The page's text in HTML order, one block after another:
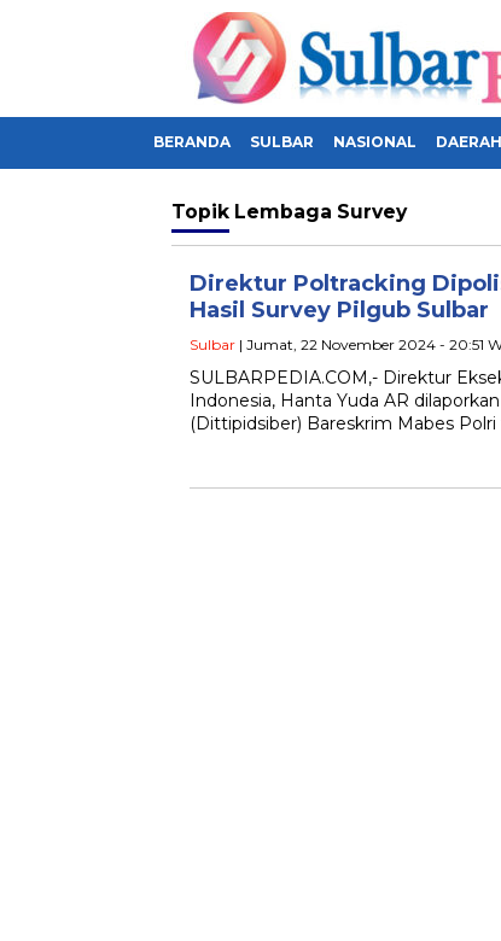
BERANDA SULBAR NASIONAL DAERAH
Topik Lembaga Survey
Direktur Poltracking
Hasil Survey Pilgub Sulbar
Sulbar | Jumat, 22 November 2024 - 20:51
SULBARPEDIA.COM,- Direktur
Indonesia, Hanta Yuda AR
(Dittipidsiber) Bareskrim Mabes